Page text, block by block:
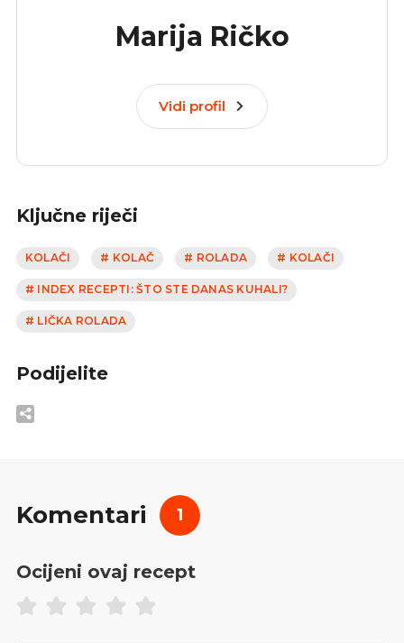
Marija Ričko
Vidi profil
Ključne riječi
KOLAČI # KOLAČ # ROLADA # KOLAČI
# INDEX RECEPTI: ŠTO STE DANAS KUHALI?
# LIČKA ROLADA
Podijelite
Komentari 1
Ocijeni ovaj recept